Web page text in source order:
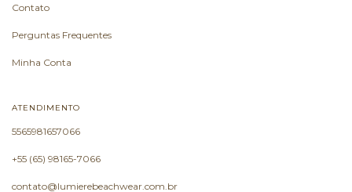
Contato
Perguntas Frequentes
Minha Conta
ATENDIMENTO
5565981657066
+55 (65) 98165-7066
contato@lumierebeachwear.com.br